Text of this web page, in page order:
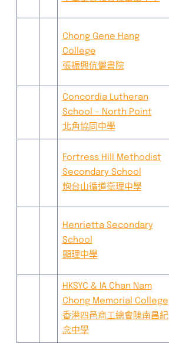
Chong Gene Hang
College
張振興伉儷書院
Concordia Lutheran
School – North Point
北角協同中學
Fortress Hill Methodist
Secondary School
炮台山循道衛理中學
Henrietta Secondary
School
顯理中學
HKSYC & IA Chan Nam
Chong Memorial College
香港四邑商工總會陳南昌紀
念中學